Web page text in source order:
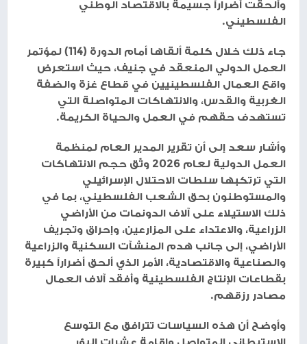
وألحقت أضراراً جسيمة بالاقتصاد الوطني
الفلسطيني.
جاء ذلك خلال كلمة ألقاها أمام الدورة (114) لمؤتمر
العمل الدولي المنعقد في جنيف، حيث استعرض
واقع العمال الفلسطينيين في قطاع غزة والضفة
الغربية والقدس، والانتهاكات المتواصلة التي
تستهدف حقهم في العمل والحياة الكريمة.
وأشار سعد إلى أن تقرير المدير العام لمنظمة
العمل الدولية لعام 2026 وثّق حجم الانتهاكات
التي ترتكبها سلطات الاحتلال الإسرائيلي
والمستوطنون بحق الشعب الفلسطيني، بما في
ذلك الاستيلاء على آلاف الدونمات من الأراضي
الزراعية، والاعتداء على المزارعين، وإحراق وتجريف
الأراضي، إلى جانب هدم المنشآت السكنية والزراعية
والصناعية والاقتصادية، الأمر الذي ألحق أضراراً كبيرة
بقطاعات الإنتاج الفلسطينية وأفقد آلاف العمال
مصادر رزقهم.
وأوضح أن هذه السياسات تترافق مع التوسع